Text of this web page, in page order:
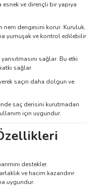
ve dirençli bir yapıya
nem dengesini korur. Kuruluk,
yumuşak ve kontrol edilebilir
sağlar. Bu etki
sağlar.
saçın daha dolgun ve
saç derisini kurutmadan
için uygundur.
destekler.
ve hacim kazandırır.
uygundur.